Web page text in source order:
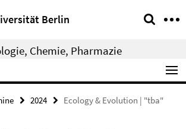
Berlin
Chemie, Pharmazie
2024 Ecology & Evolution | "tba"